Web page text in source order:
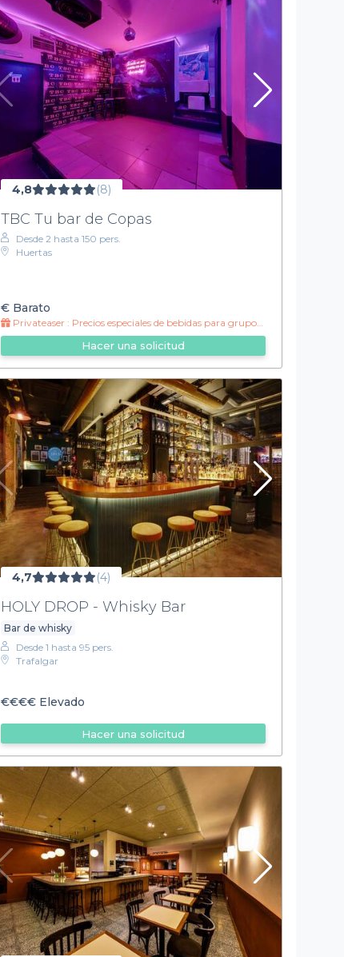
4,8 (8)
TBC Tu bar de Copas
Desde 2 hasta 150 pers.
Huertas
€Barato
Privateaser : Precios especiales de bebidas para grupos toda la noche
Hacer una solicitud
4,7 (4)
HOLY DROP - Whisky Bar
Bar de whisky
Desde 1 hasta 95 pers.
Trafalgar
€€€€Elevado
Hacer una solicitud